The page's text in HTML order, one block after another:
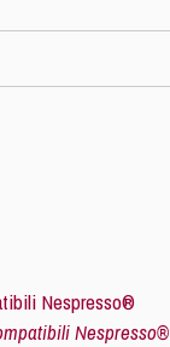
Nespresso®
Nespresso®